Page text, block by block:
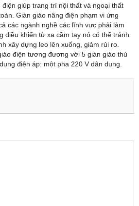
giúp trang trí nội thất và ngoại thất
Giàn giáo nâng điện phạm vi ứng
các ngành nghề các lĩnh vực phải làm
điều khiển từ xa cầm tay nó có thể tránh
xây dựng leo lên xuống, giảm rủi ro.
điện tương đương với 5 giàn giáo thủ
điện áp: một pha 220 V dân dụng.